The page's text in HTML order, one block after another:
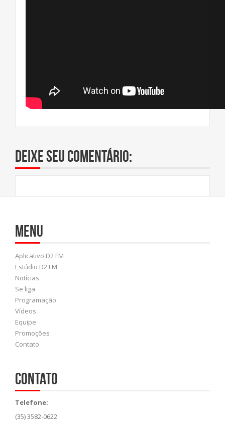
Deixe seu comentário:
Menu
Aplicativo D2 FM
Estúdio D2 FM
Notícias
Se liga
Programação
Vídeos
Equipe
Promoções
Contato
Contato
Telefone:
(35) 3582-0622